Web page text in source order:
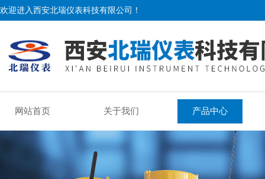
欢迎进入西安北瑞仪表科技有限公司！
网站首页 关于我们 产品中心